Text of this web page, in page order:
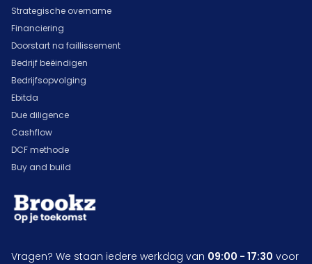
Strategische overname
Financiering
Doorstart na faillissement
Bedrijf beëindigen
Bedrijfsopvolging
Ebitda
Due diligence
Cashflow
DCF methode
Buy and build
Vragen? We staan iedere werkdag van 09:00 - 17:30 voor